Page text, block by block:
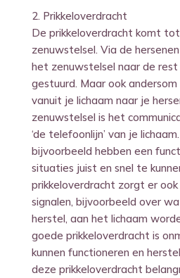
2. Prikkeloverdracht
De prikkeloverdracht komt
zenuwstelsel. Via de
het zenuwstelsel naar de rest
gestuurd. Maar ook
vanuit je lichaam naar je
zenuwstelsel is het
‘de telefoonlijn’ van je
bijvoorbeeld hebben een
situaties juist en snel te
prikkeloverdracht zorgt er
signalen, bijvoorbeeld over
herstel, aan het lichaam
goede prikkeloverdracht is
kunnen functioneren en
deze prikkeloverdracht